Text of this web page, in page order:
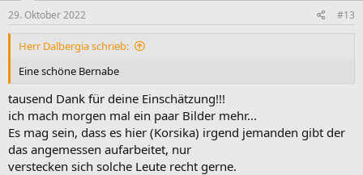
29. Oktober 2022 #13
Herr Dalbergia schrieb:
Eine schöne Bernabe
tausend Dank für deine Einschätzung!!!
ich mach morgen mal ein paar Bilder mehr...
Es mag sein, dass es hier (Korsika) irgend jemanden gibt der
das angemessen aufarbeitet, nur
verstecken sich solche Leute recht gerne.